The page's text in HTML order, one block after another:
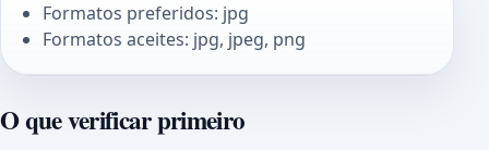
Formatos preferidos: jpg
Formatos aceites: jpg, jpeg, png
O que verificar primeiro